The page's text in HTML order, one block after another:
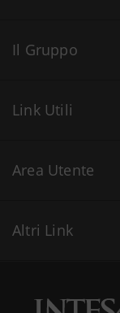
Il Gruppo
Link Utili
Area Utente
Altri Link